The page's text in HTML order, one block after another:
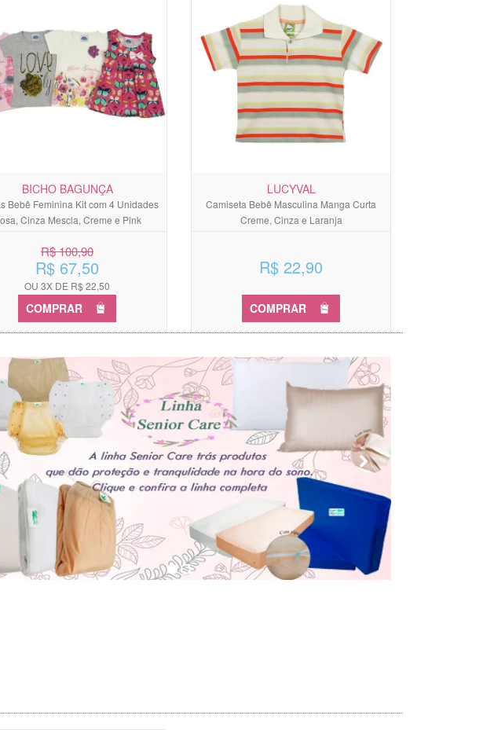
BICHO BAGUNÇA
Bebê Feminina Kit com 4 Unidades
Cinza Mescla, Creme e Pink
R$ 100,90
R$ 67,50
OU 3X DE R$ 22,50
COMPRAR
LUCYVAL
Camiseta Bebê Masculina Manga Curta
Creme, Cinza e Laranja
R$ 22,90
COMPRAR